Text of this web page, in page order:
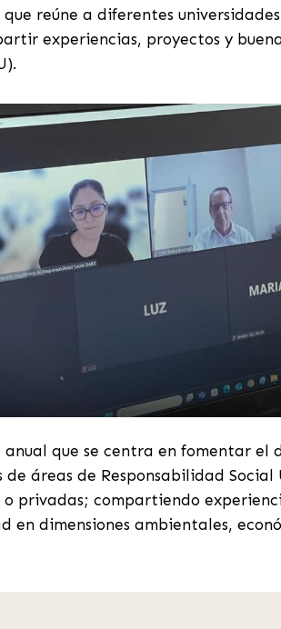
reúne a diferentes
experiencias, proyectos y
anual que se centra en fomentar
áreas de Responsabilidad
o privadas; compartiendo
en dimensiones ambientales,